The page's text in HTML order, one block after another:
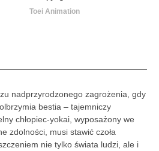
Toei Animation
nadprzyrodzonego zagrożenia, gdy
bestia – tajemniczy
chłopiec-yokai, wyposażony we
zdolności, musi stawić czoła
nie tylko świata ludzi, ale i